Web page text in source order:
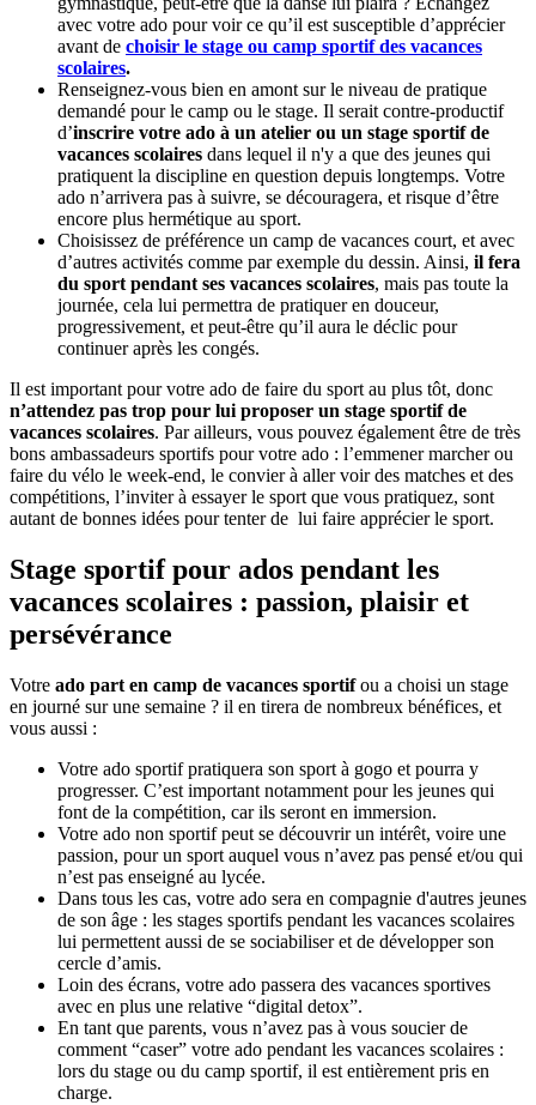
avec votre ado pour voir ce qu’il est susceptible d’apprécier
avant de choisir le stage ou camp sportif des vacances
scolaires.
Renseignez-vous bien en amont sur le niveau de pratique
demandé pour le camp ou le stage. Il serait contre-productif
d’inscrire votre ado à un atelier ou un stage sportif de
vacances scolaires dans lequel il n'y a que des jeunes qui
pratiquent la discipline en question depuis longtemps. Votre
ado n’arrivera pas à suivre, se découragera, et risque d’être
encore plus hermétique au sport.
Choisissez de préférence un camp de vacances court, et avec
d’autres activités comme par exemple du dessin. Ainsi, il fera
du sport pendant ses vacances scolaires, mais pas toute la
journée, cela lui permettra de pratiquer en douceur,
progressivement, et peut-être qu’il aura le déclic pour
continuer après les congés.
Il est important pour votre ado de faire du sport au plus tôt, donc
n’attendez pas trop pour lui proposer un stage sportif de
vacances scolaires. Par ailleurs, vous pouvez également être de très
bons ambassadeurs sportifs pour votre ado : l’emmener marcher ou
faire du vélo le week-end, le convier à aller voir des matches et des
compétitions, l’inviter à essayer le sport que vous pratiquez, sont
autant de bonnes idées pour tenter de lui faire apprécier le sport.
Stage sportif pour ados pendant les
vacances scolaires : passion, plaisir et
persévérance
Votre ado part en camp de vacances sportifou a choisi un stage
en journé sur une semaine ? il en tirera de nombreux bénéfices, et
vous aussi :
Votre ado sportif pratiquera son sport à gogo et pourra y
progresser. C’est important notamment pour les jeunes qui
font de la compétition, car ils seront en immersion.
Votre ado non sportif peut se découvrir un intérêt, voire une
passion, pour un sport auquel vous n’avez pas pensé et/ou qui
n’est pas enseigné au lycée.
Dans tous les cas, votre ado sera en compagnie d'autres jeunes
de son âge : les stages sportifs pendant les vacances scolaires
lui permettent aussi de se sociabiliser et de développer son
cercle d’amis.
Loin des écrans, votre ado passera des vacances sportives
avec en plus une relative “digital detox”.
En tant que parents, vous n’avez pas à vous soucier de
comment “caser” votre ado pendant les vacances scolaires :
lors du stage ou du camp sportif, il est entièrement pris en
charge.